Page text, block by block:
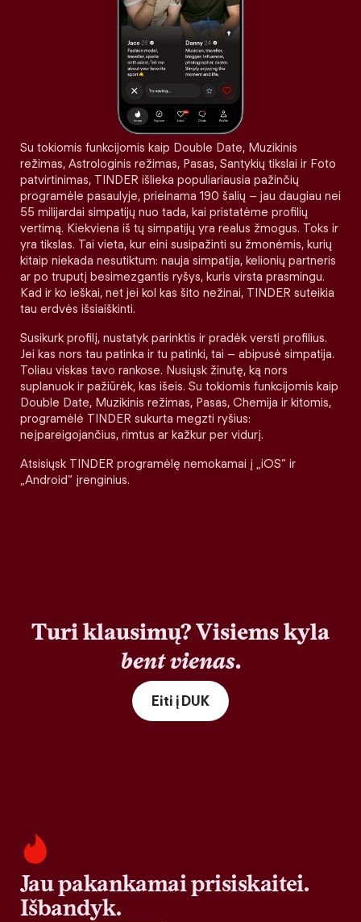
Su tokiomis funkcijomis kaip Double Date, Muzikinis
režimas, Astrologinis režimas, Pasas, Santykių tikslai ir Foto
patvirtinimas, TINDER išlieka populiariausia pažinčių
programėle pasaulyje, prieinama 190 šalių – jau daugiau nei
55 milijardai simpatijų nuo tada, kai pristatėme profilių
vertimą. Kiekviena iš tų simpatijų yra realus žmogus. Toks ir
yra tikslas. Tai vieta, kur eini susipažinti su žmonėmis, kurių
kitaip niekada nesutiktum: nauja simpatija, kelionių partneris
ar po truputį besimezgantis ryšys, kuris virsta prasmingu.
Kad ir ko ieškai, net jei kol kas šito nežinai, TINDER suteikia
tau erdvės išsiaiškinti.
Susikurk profilį, nustatyk parinktis ir pradėk versti profilius.
Jei kas nors tau patinka ir tu patinki, tai – abipusė simpatija.
Toliau viskas tavo rankose. Nusiųsk žinutę, ką nors
suplanuok ir pažiūrėk, kas išeis. Su tokiomis funkcijomis kaip
Double Date, Muzikinis režimas, Pasas, Chemija ir kitomis,
programėlė TINDER sukurta megzti ryšius:
neįpareigojančius, rimtus ar kažkur per vidurį.
Atsisiųsk TINDER programėlę nemokamai į „iOS“ ir
„Android“ įrenginius.
Turi klausimų? Visiems kyla
bent vienas.
Eiti į DUK
Jau pakankamai prisiskaitei.
Išbandyk.